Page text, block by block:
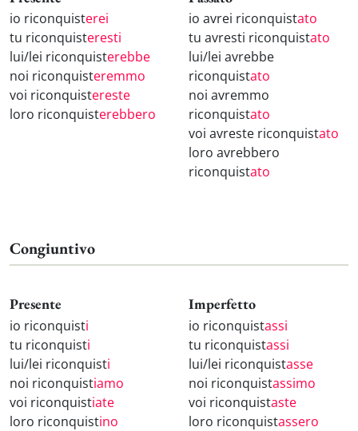
io riconquisterei
tu riconquisteresti
lui/lei riconquisterebbe
noi riconquisteremmo
voi riconquistereste
loro riconquisterebbero
io avrei riconquistato
tu avresti riconquistato
lui/lei avrebbe
riconquistato
noi avremmo
riconquistato
voi avreste riconquistato
loro avrebbero
riconquistato
Congiuntivo
Presente
io riconquisti
tu riconquisti
lui/lei riconquisti
noi riconquistiamo
voi riconquistiate
loro riconquistino
Imperfetto
io riconquistassi
tu riconquistassi
lui/lei riconquistasse
noi riconquistassimo
voi riconquistaste
loro riconquistassero